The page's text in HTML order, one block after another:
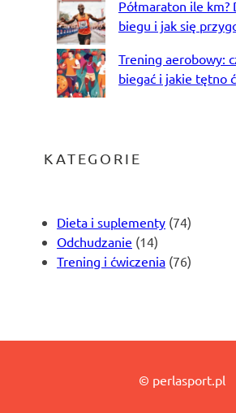
Półmaraton ile
biegu i jak się
Trening aerobowy:
biegać i jakie tętno
KATEGORIE
Dieta i suplementy (74)
Odchudzanie (14)
Trening i ćwiczenia (76)
© perlasport.pl